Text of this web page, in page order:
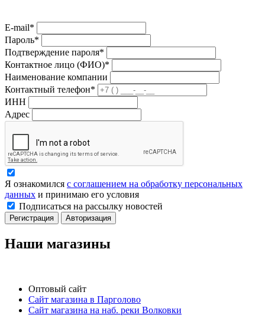
E-mail*
Пароль*
Подтверждение пароля*
Контактное лицо (ФИО)*
Наименование компании
Контактный телефон*
ИНН
Адрес
Я ознакомился с соглашением на обработку персональных
данных и принимаю его условия
Подписаться на рассылку новостей
Регистрация Авторизация
Наши магазины
Оптовый сайт
Сайт магазина в Парголово
Сайт магазина на наб. реки Волковки